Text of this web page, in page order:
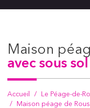
maison
avec sous
Accueil
Le Péage-de-
Maison péage de